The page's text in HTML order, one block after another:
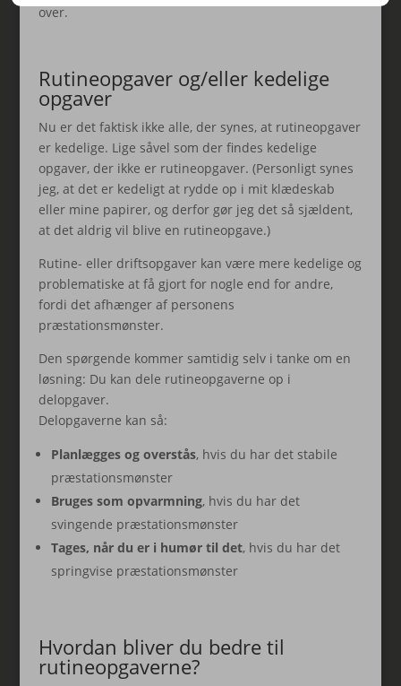
over.
Rutineopgaver og/eller kedelige
opgaver
Nu er det faktisk ikke alle, der synes, at rutineopgaver
er kedelige. Lige såvel som der findes kedelige
opgaver, der ikke er rutineopgaver. (Personligt synes
jeg, at det er kedeligt at rydde op i mit klædeskab
eller mine papirer, og derfor gør jeg det så sjældent,
at det aldrig vil blive en rutineopgave.)
Rutine- eller driftsopgaver kan være mere kedelige og
problematiske at få gjort for nogle end for andre,
fordi det afhænger af personens
præstationsmønster.
Den spørgende kommer samtidig selv i tanke om en
løsning: Du kan dele rutineopgaverne op i
delopgaver.
Delopgaverne kan så:
Planlægges og overstås, hvis du har det stabile
præstationsmønster
Bruges som opvarmning, hvis du har det
svingende præstationsmønster
Tages, når du er i humør til det, hvis du har det
springvise præstationsmønster
Hvordan bliver du bedre til
rutineopgaverne?